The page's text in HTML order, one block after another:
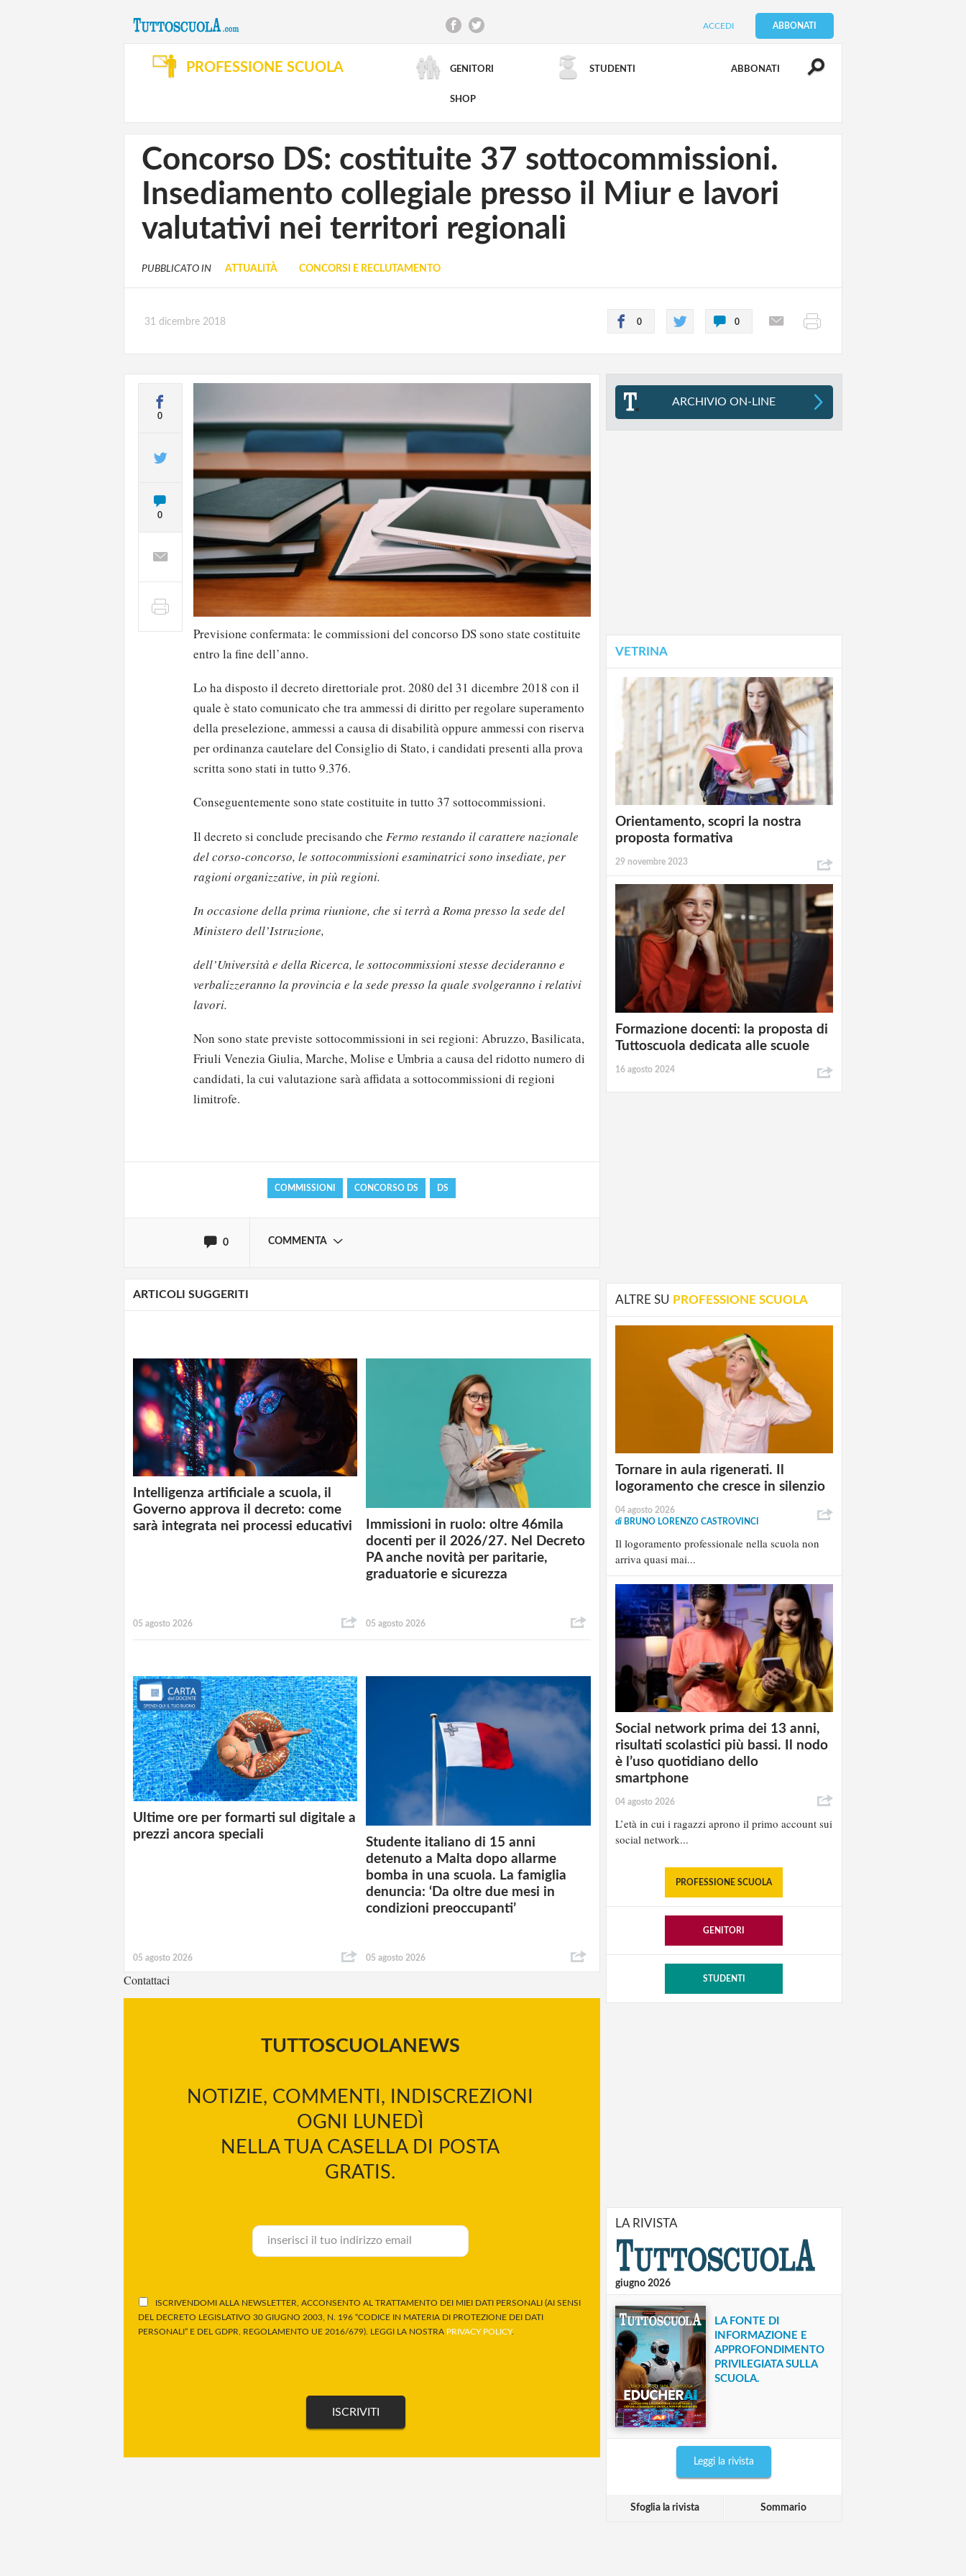
ACCEDI ABBONATI
PROFESSIONE SCUOLA GENITORI STUDENTI ABBONATI
SHOP
RICERCA AVANZATA
Concorso DS: costituite 37 sottocommissioni.
Insediamento collegiale presso il Miur e lavori
valutativi nei territori regionali
PUBBLICATO IN ATTUALITÀ CONCORSI E RECLUTAMENTO
31 dicembre 2018 0 0
0
0
Previsione confermata: le commissioni del concorso DS sono state costituite
entro la fine dell’anno.
Lo ha disposto il decreto direttoriale prot. 2080 del 31 dicembre 2018 con il
quale è stato comunicato che tra ammessi di diritto per regolare superamento
della preselezione, ammessi a causa di disabilità oppure ammessi con riserva
per ordinanza cautelare del Consiglio di Stato, i candidati presenti alla prova
scritta sono stati in tutto 9.376.
Conseguentemente sono state costituite in tutto 37 sottocommissioni.
Il decreto si conclude precisando che Fermo restando il carattere nazionale
del corso-concorso, le sottocommissioni esaminatrici sono insediate, per
ragioni organizzative, in più regioni.
In occasione della prima riunione, che si terrà a Roma presso la sede del
Ministero dell’Istruzione,
dell’Università e della Ricerca, le sottocommissioni stesse decideranno e
verbalizzeranno la provincia e la sede presso la quale svolgeranno i relativi
lavori.
Non sono state previste sottocommissioni in sei regioni: Abruzzo, Basilicata,
Friuli Venezia Giulia, Marche, Molise e Umbria a causa del ridotto numero di
candidati, la cui valutazione sarà affidata a sottocommissioni di regioni
limitrofe.
COMMISSIONI CONCORSO DS DS
0 COMMENTA
Solo gli utenti registrati possono commentare!
ARTICOLI SUGGERITI
Intelligenza artificiale a scuola, il
Governo approva il decreto: come
sarà integrata nei processi educativi
05 agosto 2026
Immissioni in ruolo: oltre 46mila
docenti per il 2026/27. Nel Decreto
PA anche novità per paritarie,
graduatorie e sicurezza
05 agosto 2026
Ultime ore per formarti sul digitale a
prezzi ancora speciali
05 agosto 2026
Studente italiano di 15 anni
detenuto a Malta dopo allarme
bomba in una scuola. La famiglia
denuncia: ‘Da oltre due mesi in
condizioni preoccupanti’
05 agosto 2026
Contattaci
TUTTOSCUOLANEWS
NOTIZIE, COMMENTI, INDISCREZIONI
OGNI LUNEDÌ
NELLA TUA CASELLA DI POSTA
GRATIS.
ISCRIVENDOMI ALLA NEWSLETTER, ACCONSENTO AL TRATTAMENTO DEI MIEI DATI PERSONALI (AI SENSI
DEL DECRETO LEGISLATIVO 30 GIUGNO 2003, N. 196 “CODICE IN MATERIA DI PROTEZIONE DEI DATI
PERSONALI” E DEL GDPR, REGOLAMENTO UE 2016/679). LEGGI LA NOSTRA PRIVACY POLICY.
ARCHIVIO ON-LINE
VETRINA
Orientamento, scopri la nostra
proposta formativa
29 novembre 2023
Formazione docenti: la proposta di
Tuttoscuola dedicata alle scuole
16 agosto 2024
ALTRE SU PROFESSIONE SCUOLA
Tornare in aula rigenerati. Il
logoramento che cresce in silenzio
04 agosto 2026
di BRUNO LORENZO CASTROVINCI
Il logoramento professionale nella scuola non
arriva quasi mai...
Social network prima dei 13 anni,
risultati scolastici più bassi. Il nodo
è l’uso quotidiano dello
smartphone
04 agosto 2026
L’età in cui i ragazzi aprono il primo account sui
social network...
PROFESSIONE SCUOLA
GENITORI
STUDENTI
LA RIVISTA
giugno 2026
LA FONTE DI
INFORMAZIONE E
APPROFONDIMENTO
PRIVILEGIATA SULLA
SCUOLA.
Leggi la rivista
Sfoglia la rivista Sommario